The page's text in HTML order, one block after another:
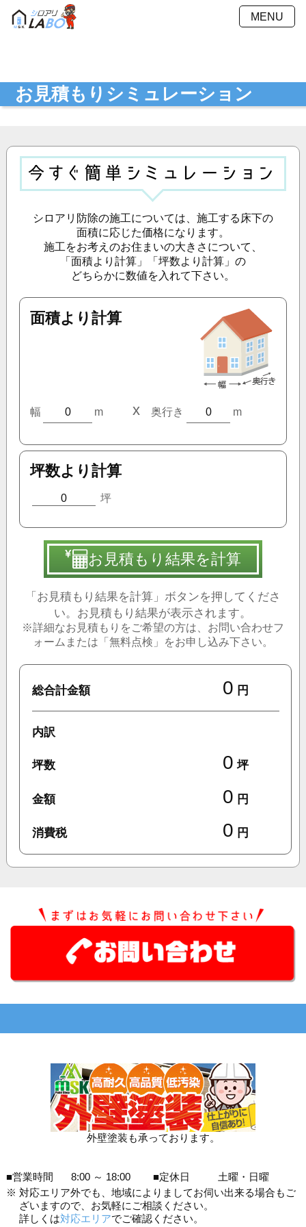
MENU
施工事例 Ｑ＆Ａ
最新ニュース
お見積もり
シミュレーション
プライバシーポリシー お問い合わせ
お見積もりシミュレーション
シロアリ防除の施工については、 施工する床下の
面積に応じた価格になります。
施工をお考えのお住まいの大きさについて、
「面積より計算」「坪数より計算」の
どちらかに数値を入れて下さい。
面積より計算
幅 m x 奥行き m
坪数より計算
坪
お見積もり結果を計算
「お見積もり結果を計算」ボタンを押してくださ
い。お見積もり結果が表示されます。
※詳細なお見積もりをご希望の方は、お問い合わせフ
ォームまたは「無料点検」をお申し込み下さい。
総合計金額 0 円
内訳
坪数 0 坪
金額 0 円
消費税 0 円
外壁塗装も承っております。
■営業時間 8:00 ～ 18:00 ■定休日
土曜・日曜
※ 対応エリア外でも、地域によりましてお伺い出来る場合もご
ざいますので、お気軽にご相談ください。
詳しくは対応エリアでご確認ください。